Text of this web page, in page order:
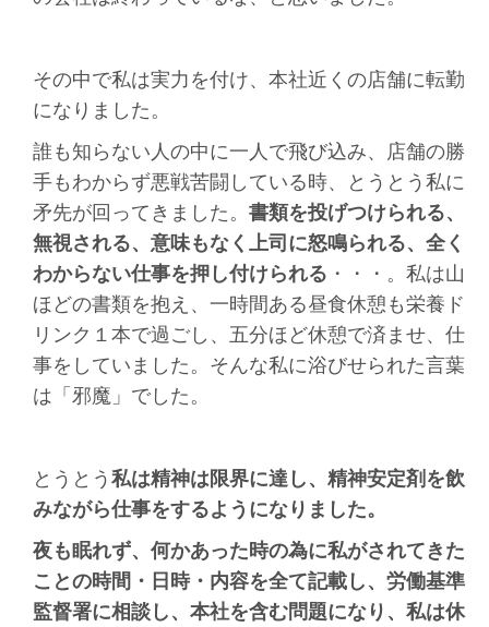
その中で私は実力を付け、本社近くの店舗に転勤
になりました。
誰も知らない人の中に一人で飛び込み、店舗の勝
手もわからず悪戦苦闘している時、とうとう私に
矛先が回ってきました。 書類を投げつけられる、
無視される、意味もなく上司に怒鳴られる、全く
わからない仕事を押し付けられる ・・・。私は山
ほどの書類を抱え、一時間ある昼食休憩も栄養ド
リンク１本で過ごし、五分ほど休憩で済ませ、仕
事をしていました。そんな私に浴びせられた言葉
は「邪魔」でした。
とうとう私は精神は限界に達し、精神安定剤を飲
みながら仕事をするようになりました。
夜も眠れず、何かあった時の為に私がされてきた
ことの時間・日時・内容を全て記載し、労働基準
監督署に相談し、本社を含む問題になり、私は休